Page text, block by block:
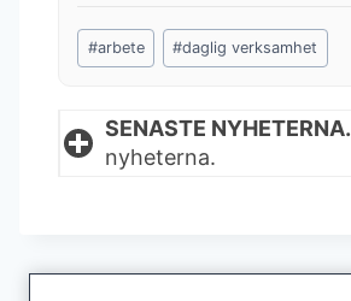
Post
Tags:
#arbete #daglig verksamhet
SENASTE NYHETERNA.
nyheterna.